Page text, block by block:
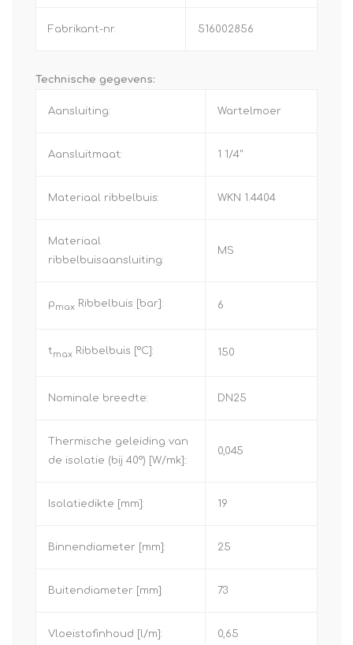
Fabrikant-nr. 516002856
Technische gegevens:
Aansluiting: Wartelmoer
Aansluitmaat: 1 1/4"
Materiaal ribbelbuis: WKN 1.4404
Materiaal
ribbelbuisaansluiting:
MS
pmax Ribbelbuis [bar]: 6
tmax Ribbelbuis [°C]: 150
Nominale breedte: DN25
Thermische geleiding van
de isolatie (bij 40°) [W/mk]::
0,045
Isolatiedikte [mm]: 19
Binnendiameter [mm]: 25
Buitendiameter [mm]: 73
Vloeistofinhoud [l/m]: 0,65